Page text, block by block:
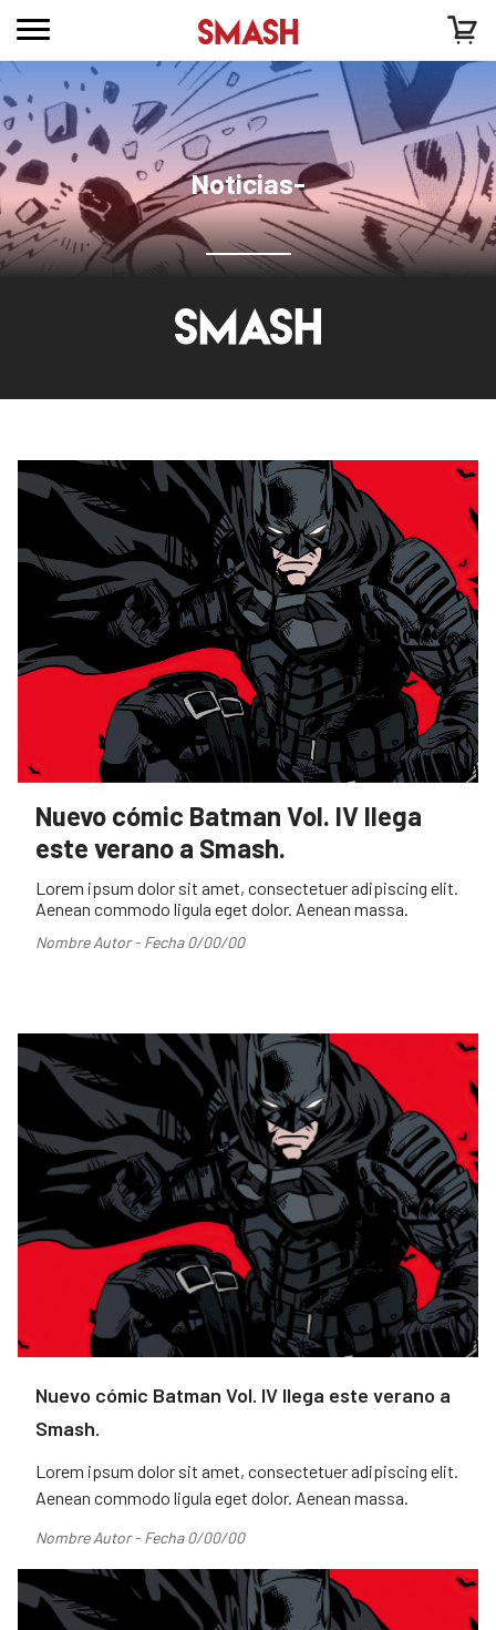
Noticias-
Nuevo cómic Batman Vol. IV llega
este verano a Smash.
Lorem ipsum dolor sit amet, consectetuer adipiscing elit.
Aenean commodo ligula eget dolor. Aenean massa.
Nombre Autor - Fecha 0/00/00
Nuevo cómic Batman Vol. IV llega este verano a
Smash.
Lorem ipsum dolor sit amet, consectetuer adipiscing elit.
Aenean commodo ligula eget dolor. Aenean massa.
Nombre Autor - Fecha 0/00/00